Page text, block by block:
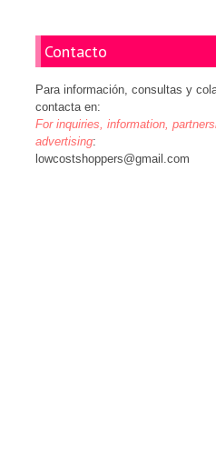
Contacto
Para información, consultas y
contacta en:
For inquiries, information,
advertising:
lowcostshoppers@gmail.com